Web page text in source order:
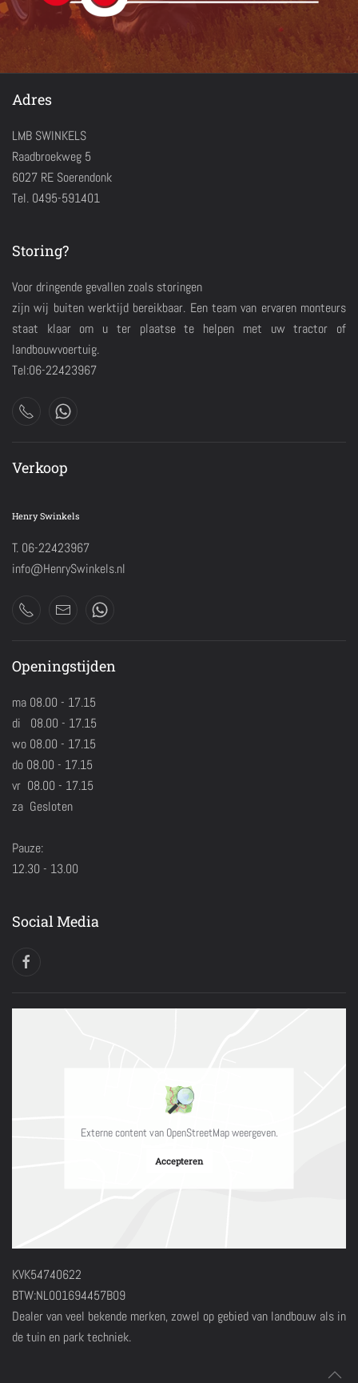
Adres
LMB SWINKELS
Raadbroekweg 5
6027 RE Soerendonk
Tel. 0495-591401
Storing?
Voor dringende gevallen zoals storingen
zijn wij buiten werktijd bereikbaar. Een team van ervaren monteurs
staat klaar om u ter plaatse te helpen met uw tractor of
landbouwvoertuig.
Tel:06-22423967
Verkoop
Henry Swinkels
T. 06-22423967
info@HenrySwinkels.nl
Openingstijden
ma 08.00 - 17.15
di 08.00 - 17.15
wo 08.00 - 17.15
do 08.00 - 17.15
vr 08.00 - 17.15
za Gesloten
Pauze:
12.30 - 13.00
Social Media
Externe content van OpenStreetMap weergeven.
Accepteren
KVK54740622
BTW:NL001694457B09
Dealer van veel bekende merken, zowel op gebied van landbouw als in
de tuin en park techniek.